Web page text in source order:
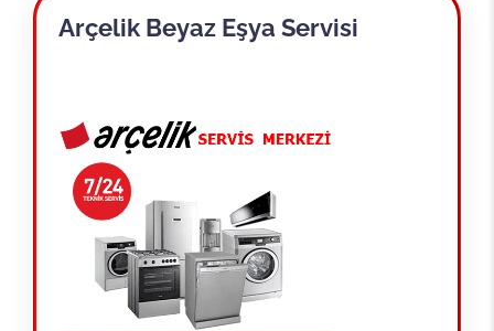
Arçelik Beyaz Eşya Servisi